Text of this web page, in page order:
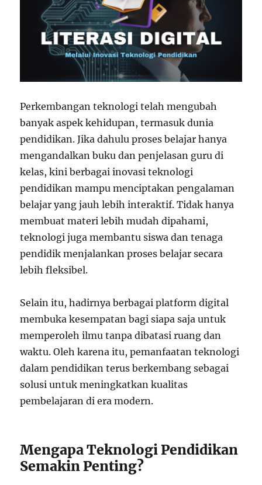
Perkembangan teknologi telah mengubah
banyak aspek kehidupan, termasuk dunia
pendidikan. Jika dahulu proses belajar hanya
mengandalkan buku dan penjelasan guru di
kelas, kini berbagai inovasi teknologi
pendidikan mampu menciptakan pengalaman
belajar yang jauh lebih interaktif. Tidak hanya
membuat materi lebih mudah dipahami,
teknologi juga membantu siswa dan tenaga
pendidik menjalankan proses belajar secara
lebih fleksibel.
Selain itu, hadirnya berbagai platform digital
membuka kesempatan bagi siapa saja untuk
memperoleh ilmu tanpa dibatasi ruang dan
waktu. Oleh karena itu, pemanfaatan teknologi
dalam pendidikan terus berkembang sebagai
solusi untuk meningkatkan kualitas
pembelajaran di era modern.
Mengapa Teknologi Pendidikan
Semakin Penting?